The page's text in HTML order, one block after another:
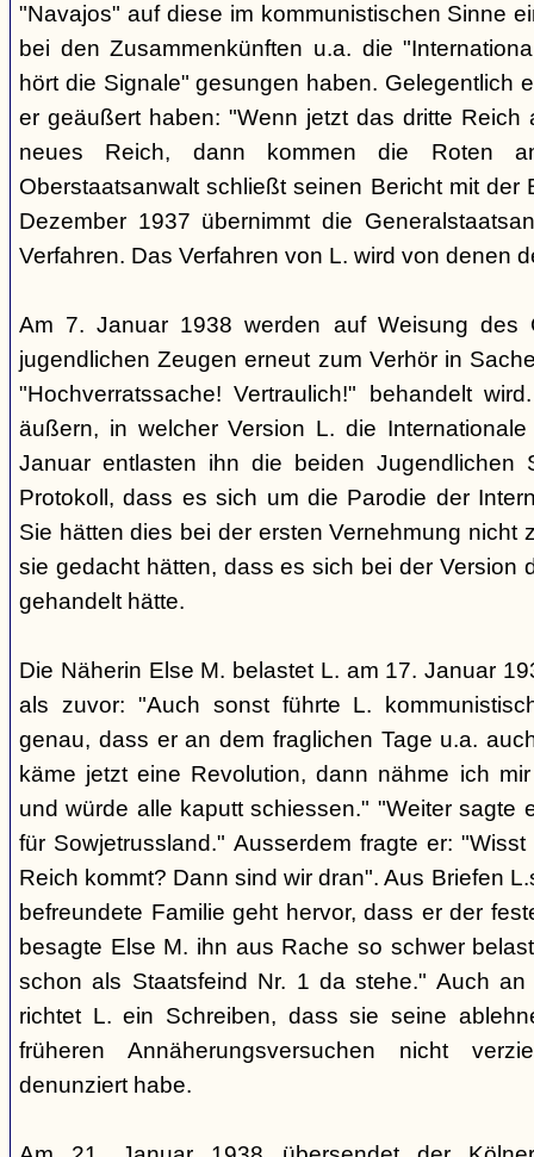
"Navajos" auf diese im kommunistischen Sinne
bei den Zusammenkünften u.a. die
hört die Signale" gesungen haben. Gelegentlich
er geäußert haben: "Wenn jetzt das dritte Reich
neues Reich, dann kommen die Roten
Oberstaatsanwalt schließt seinen Bericht mit der
Dezember 1937 übernimmt die
Verfahren. Das Verfahren von L. wird von denen
Am 7. Januar 1938 werden auf Weisung des
jugendlichen Zeugen erneut zum Verhör in
"Hochverratssache! Vertraulich!" behandelt
äußern, in welcher Version L. die
Januar entlasten ihn die beiden
Protokoll, dass es sich um die Parodie der
Sie hätten dies bei der ersten Vernehmung nicht
sie gedacht hätten, dass es sich bei der Version
gehandelt hätte.
Die Näherin Else M. belastet L. am 17. Januar
als zuvor: "Auch sonst führte L.
genau, dass er an dem fraglichen Tage u.a.
käme jetzt eine Revolution, dann nähme ich
und würde alle kaputt schiessen." "Weiter sagte
für Sowjetrussland." Ausserdem fragte er:
Reich kommt? Dann sind wir dran". Aus Briefen
befreundete Familie geht hervor, dass er der
besagte Else M. ihn aus Rache so schwer
schon als Staatsfeind Nr. 1 da stehe." Auch an
richtet L. ein Schreiben, dass sie seine
früheren Annäherungsversuchen nicht
denunziert habe.